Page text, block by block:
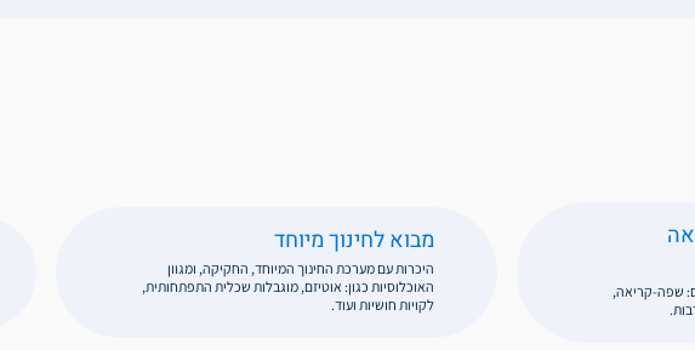
שפה-קריאה,
מבוא לחינוך מיוחד
היכרות עם מערכת החינוך המיוחד, החקיקה, ומגוון
האוכלוסיות כגון: אוטיזם, מוגבלות שכלית התפתחותית,
לקויות חושיות ועוד.